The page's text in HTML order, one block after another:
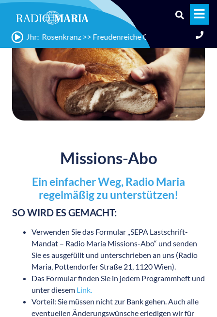
Uhr: Rosenkranz >> Freudenreiche Geheimnisse
Missions-Abo
Ein einfacher Weg, Radio Maria
regelmäßig zu unterstützen!
SO WIRD ES GEMACHT:
Verwenden Sie das Formular „SEPA Lastschrift-
Mandat – Radio Maria Missions-Abo“ und senden
Sie es ausgefüllt und unterschrieben an uns (Radio
Maria, Pottendorfer Straße 21, 1120 Wien).
Das Formular finden Sie in jedem Programmheft und
unter diesem Link.
Vorteil: Sie müssen nicht zur Bank gehen. Auch alle
eventuellen Änderungswünsche erledigen wir für